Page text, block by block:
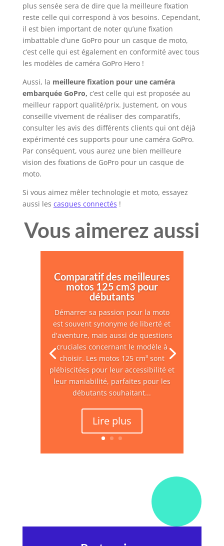
plus sensée sera de dire que la meilleure fixation
reste celle qui correspond à vos besoins. Cependant,
il est bien important de noter qu’une fixation
imbattable d’une GoPro pour un casque de moto,
c’est celle qui est également en conformité avec tous
les modèles de caméra GoPro Hero !
Aussi, la meilleure fixation pour une caméra
embarquée GoPro, c’est celle qui est proposée au
meilleur rapport qualité/prix. Justement, on vous
conseille vivement de réaliser des comparatifs,
consulter les avis des différents clients qui ont déjà
expérimenté ces supports pour une caméra GoPro.
Par conséquent, vous aurez une bien meilleure
vision des fixations de GoPro pour un casque de
moto.
Si vous aimez mêler technologie et moto, essayez
aussi les casques connectés !
Vous aimerez aussi
Comparatif des meilleures
motos 125 cm3 pour
débutants
Démarrer sa passion pour la moto
est souvent synonyme de liberté et
d'aventure, mais aussi de questions
cruciales concernant le modèle à
choisir. Les motos 125 cm³ sont
plébiscitées pour leur accessibilité et
leur maniabilité, parfaites pour les
débutants souhaitant...
Lire plus